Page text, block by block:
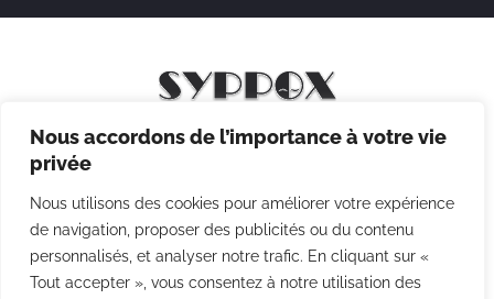
Nous accordons de l’importance à votre vie
privée
Nous utilisons des cookies pour améliorer votre expérience
de navigation, proposer des publicités ou du contenu
personnalisés, et analyser notre trafic. En cliquant sur «
Tout accepter », vous consentez à notre utilisation des
Mentions légales
Politique des cookies
CGV